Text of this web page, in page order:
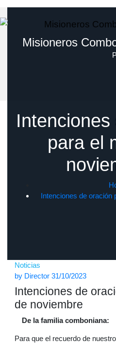
to
Misioneros
para el
Intenciones de oración
Noticias
by Director 31/10/2023
Intenciones de
de noviembre
De la familia comboniana:
Para que el recuerdo de